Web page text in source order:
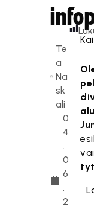
Te
a
Na
sk
ali
0
4
.
0
6
.
2